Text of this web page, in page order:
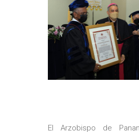
El Arzobispo de